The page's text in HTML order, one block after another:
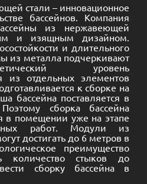
стали – инновационное
бассейнов. Компания
из нержавеющей
и изящным дизайном.
и длительного
из металла подчеркивают
уровень
из отдельных элементов
к сборке на
бассейна поставляется в
сборка бассейна
в помещении уже на этапе
работ. Модули из
достигать до 6 метров в
преимущество
количество стыков до
сборку бассейна в